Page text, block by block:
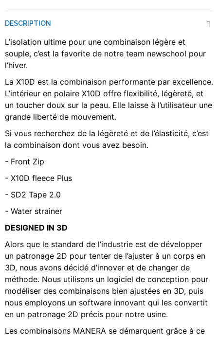
DESCRIPTION
L’isolation ultime pour une combinaison légère et
souple, c’est la favorite de notre team newschool pour
l’hiver.
La X10D est la combinaison performante par excellence.
L’intérieur en polaire X10D offre flexibilité, légèreté, et
un toucher doux sur la peau. Elle laisse à l’utilisateur une
grande liberté de mouvement.
Si vous recherchez de la légèreté et de l’élasticité, c’est
la combinaison dont vous avez besoin.
- Front Zip
- X10D fleece Plus
- SD2 Tape 2.0
- Water strainer
DESIGNED IN 3D
Alors que le standard de l’industrie est de développer
un patronage 2D pour tenter de l’ajuster à un corps en
3D, nous avons décidé d’innover et de changer de
méthode. Nous utilisons un logiciel de conception pour
modéliser des combinaisons bien ajustées en 3D, puis
nous employons un software innovant qui les convertit
en un patronage 2D précis pour notre usine.
Les combinaisons MANERA se démarquent grâce à ce